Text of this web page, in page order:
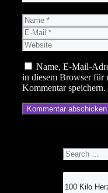
Name
E-
Mail
Website
Name, E-Mail-
in diesem Browser für
Kommentar speichern.